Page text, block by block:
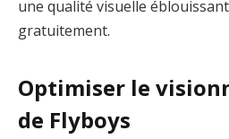
une qualité visuelle
gratuitement.
Optimiser le
de Flyboys